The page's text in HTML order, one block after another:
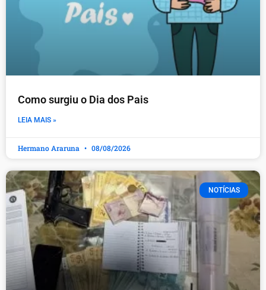
Como surgiu o Dia dos Pais
LEIA MAIS »
Hermano Araruna 08/08/2026
NOTÍCIAS